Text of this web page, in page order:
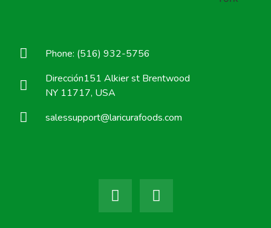
Phone: (516) 932-5756
Dirección151 Alkier st Brentwood
NY 11717, USA
salessupport@laricurafoods.com